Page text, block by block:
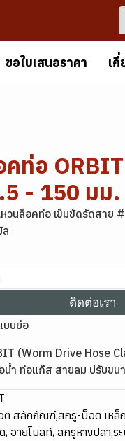
ขอใบเสนอราคา เกี่
ท่อ
- 150 มม.
หวนล็อคท่อ เข็มขัดรัดสาย
ติดต่อเรา
บบย่อ
(Worm Drive Hose
น้ำ ท่อแก๊ส สายลม ปรับขน
ต สลักภัณฑ์,สกรู-น็อต เหล็ก
, อายโบลท์, สกรูหางปลา,ร